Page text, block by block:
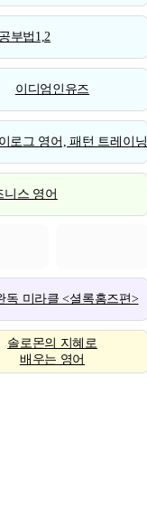
부법1,2
이디엄인유즈
로그 영어, 패턴 트레이닝
니스 영어
독 미라클 <셜록홈즈편>
솔로몬의 지혜로
배우는 영어